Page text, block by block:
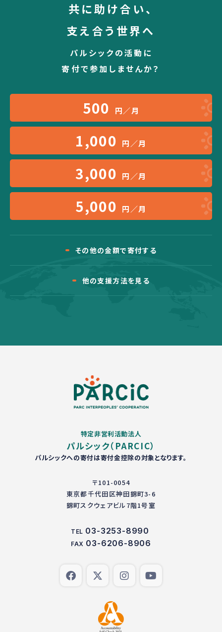
共に助け合い、
支え合う世界へ
パルシックの活動に
寄付で参加しませんか？
500 円／月
1,000 円／月
3,000 円／月
5,000 円／月
その他の金額で寄付する
他の支援方法を見る
特定非営利活動法人
パルシック（PARCIC）
パルシックへの寄付は寄付金控除の対象となります。
〒101-0054
東京都千代田区神田錦町3-6
錦町スクウェアビル7階1号室
TEL 03-3253-8990
FAX 03-6206-8906